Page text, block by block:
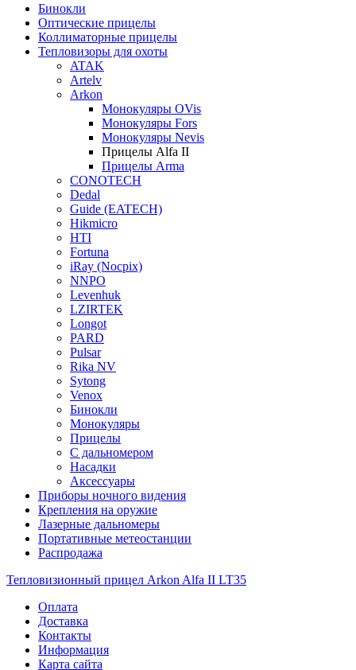
Бинокли
Оптические прицелы
Коллиматорные прицелы
Тепловизоры для охоты
ATAK
Artelv
Arkon
Монокуляры OVis
Монокуляры Fors
Монокуляры Nevis
Прицелы Alfa II
Прицелы Arma
CONOTECH
Dedal
Guide (EATECH)
Hikmicro
HTI
Fortuna
iRay (Nocpix)
NNPO
Levenhuk
LZIRTEK
Longot
PARD
Pulsar
Rika NV
Sytong
Venox
Бинокли
Монокуляры
Прицелы
С дальномером
Насадки
Аксессуары
Приборы ночного видения
Крепления на оружие
Лазерные дальномеры
Портативные метеостанции
Распродажа
Тепловизионный прицел Arkon Alfa II LT35
Оплата
Доставка
Контакты
Информация
Карта сайта